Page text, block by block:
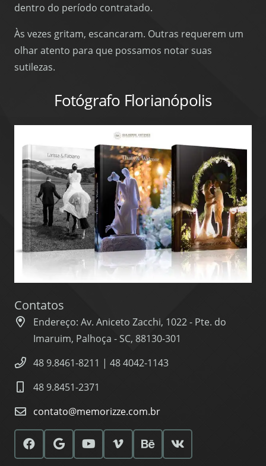
dentro do período contratado.
Às vezes gritam, escancaram. Outras requerem um
olhar atento para que possamos notar suas
sutilezas.
Fotógrafo Florianópolis
Contatos
Endereço: Av. Aniceto Zacchi, 1022 - Pte. do
Imaruim, Palhoça - SC, 88130-301
48 9.8461-8211 | 48 4042-1143
48 9.8451-2371
contato@memorizze.com.br